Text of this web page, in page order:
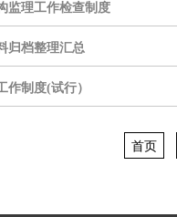
监理工作检查制度
归档整理汇总
作制度(试行）
首页